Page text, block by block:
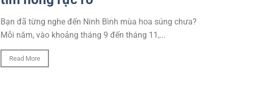
Bạn đã từng nghe đến Ninh Bình mùa hoa súng chưa?
Mỗi năm, vào khoảng tháng 9 đến tháng 11,...
Read More